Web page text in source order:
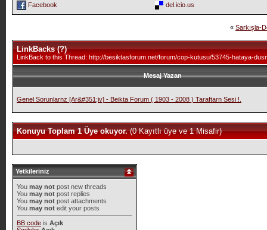
Facebook
del.icio.us
« Sarkışla-
LinkBacks (?)
LinkBack to this Thread: http://besiktasforum.net/forum/cop-kutusu/53745-hataya-
Mesaj Yazan
Genel Sorunlarnz [Ar&#351;iv] - Beikta Forum ( 1903 - 2008 ) Taraftarn Sesi !.
Konuyu Toplam 1 Üye okuyor.(0 Kayıtlı üye ve 1 Misafir)
Yetkileriniz
You may notpost new threads
You may notpost replies
You may notpost attachments
You may notedit your posts
BB codeis Açık